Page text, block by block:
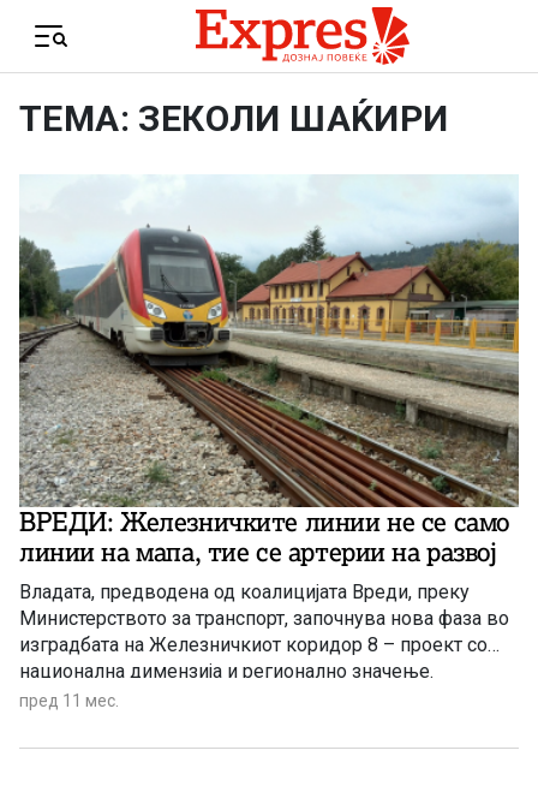
Menu
ТЕМА: ЗЕКОЛИ ШАЌИРИ
ВРЕДИ: Железничките линии не се само
линии на мапа, тие се артерии на развој
Владата, предводена од коалицијата Вреди, преку
Министерството за транспорт, започнува нова фаза во
изградбата на Железничкиот коридор 8 – проект со
национална димензија и регионално значење.
пред 11 мес.